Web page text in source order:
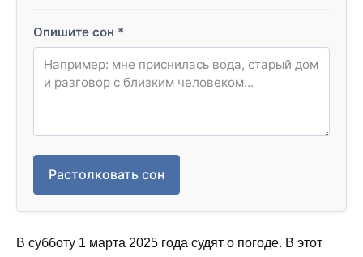
Опишите сон *
Растолковать сон
В субботу 1 марта 2025 года судят о погоде. В этот